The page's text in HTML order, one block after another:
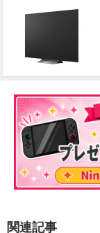
関連記事